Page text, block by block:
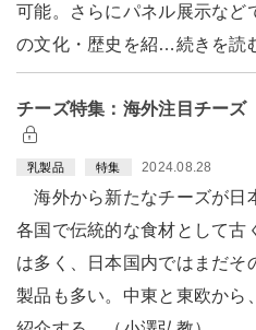
可能。さらにパネル展示など
の文化・歴史を紹…続きを読
チーズ特集：海外注目チー
乳製品 特集 2024.08.28
海外から新たなチーズが日
各国で伝統的な食材として古
は多く、日本国内ではまだそ
製品も多い。中東と東欧から